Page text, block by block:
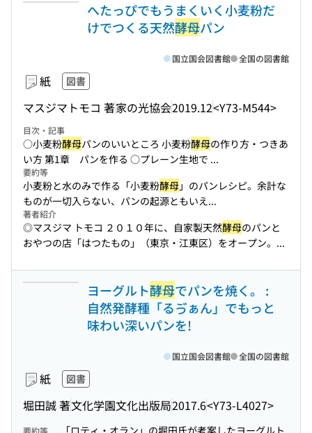
へたっぴでもうまくいく小麦粉だ
けでつくる天然酵母パン
紙 図書
マスジマトモコ 著家の光協会2019.12<Y73-M544>
国立国会図書館 全国の図書館
目次・記事
○小麦粉酵母パンのいいところ 小麦粉酵母の作り方・つきあ
い方 第1章 パンを作る ○プレーン生地で ...
要約等
小麦粉と水のみで作る「小麦粉酵母」のパンレシピ。余計な
ものが一切入らない、パンの起源ともいえ...
著者紹介
◎マスジマ トモコ ２０１０年に、自家製天然酵母のパンと
おやつの店「はつたもの」（東京・江東区）をオープン。...
ヨーグルト酵母でパンを焼く。 :
自然発酵種「るゔぁん」でもっと
味わい深いパンを!
紙 図書
堀田誠 著文化学園文化出版局2017.6<Y73-L4027>
国立国会図書館 全国の図書館
要約等 「ロティ・オラン」の堀田氏が考案したヨーグルト